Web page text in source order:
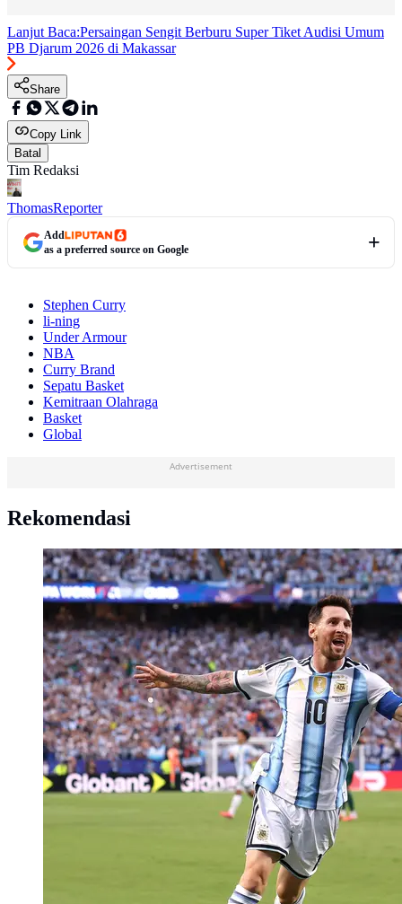
Lanjut Baca:Persaingan Sengit Berburu Super Tiket Audisi Umum
PB Djarum 2026 di Makassar
Share
Copy Link
Batal
Tim Redaksi
ThomasReporter
Add
as a preferred source on Google
Stephen Curry
li-ning
Under Armour
NBA
Curry Brand
Sepatu Basket
Kemitraan Olahraga
Basket
Global
Advertisement
Rekomendasi